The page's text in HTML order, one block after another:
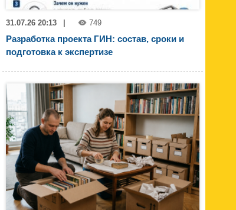
31.07.26 20:13 749
Разработка проекта ГИН: состав, сроки и
подготовка к экспертизе